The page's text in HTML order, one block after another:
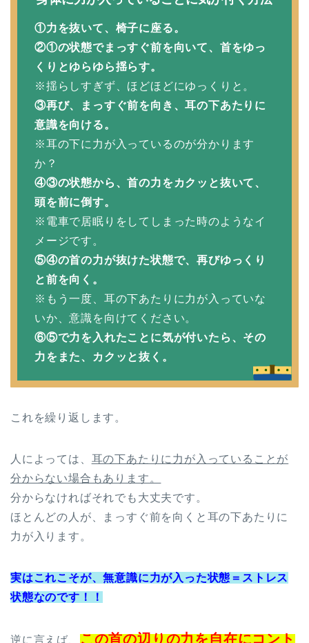
①力を抜いて、椅子に座る。
②①の状態でまっすぐ前を向いて、首をゆっ
くりとゆらゆら揺らす。
※揺らしすぎず、ほどほどにゆっくりと。
③再び、まっすぐ前を向き、耳の下あたりに
意識を向ける。
※耳の下に力が入っているのが分かります
か？
④③の状態から、首の力をカクッと抜いて、
頭を前に倒す。
※電車で居眠りをしてしまった時のようなイ
メージです。
⑤④の首の力が抜けた状態で、再びゆっくり
と前を向く。
※もう一度、耳の下あたりに力が入っていな
いか、意識を向けてください。
⑥⑤で力を入れたことに気が付いたら、その
力をまた、カクッと抜く。
これを繰り返します。
人によっては、 耳の下あたりに力が入っていることが
分からない場合もあります。
分からなければそれでも大丈夫です。
ほとんどの人が、まっすぐ前を向くと耳の下あたりに
力が入ります。
実はこれこそが、無意識に力が入った状態＝ストレス
状態なのです！！
逆に言えば、 この首の辺りの力を自在にコント